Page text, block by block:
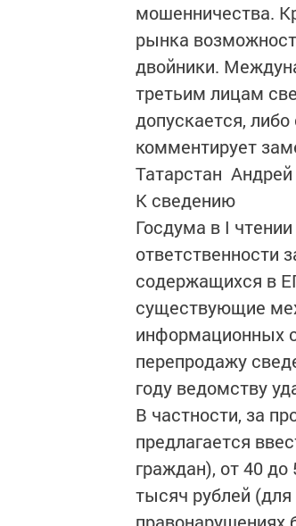
мошенничества.
рынка
двойники.
третьим лицам
допускается,
комментирует
Татарстан
К сведению
Госдума в I
ответственности
содержащихся в
существующие
информационных
перепродажу
году ведомству
В частности, за
предлагается
граждан), от 40
тысяч рублей